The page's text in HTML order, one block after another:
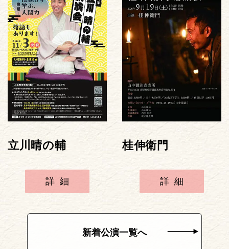
立川晴の輔
詳細
桂伸衛門
詳細
新着公演一覧へ